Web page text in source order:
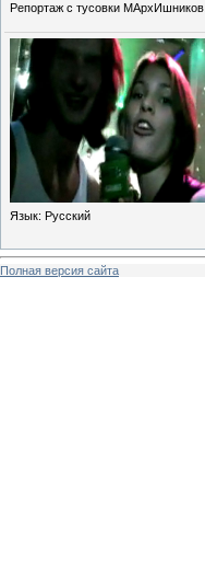
Репортаж с тусовки МАрхИшников.
Язык: Русский
Полная версия сайта